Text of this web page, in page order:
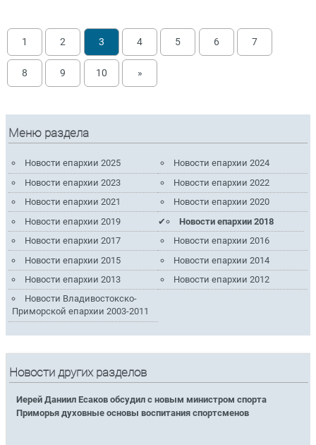
1 2 3 4 5 6 7
8 9 10 »
Меню раздела
Новости епархии 2025
Новости епархии 2024
Новости епархии 2023
Новости епархии 2022
Новости епархии 2021
Новости епархии 2020
Новости епархии 2019
Новости епархии 2018
Новости епархии 2017
Новости епархии 2016
Новости епархии 2015
Новости епархии 2014
Новости епархии 2013
Новости епархии 2012
Новости Владивостокско-
Приморской епархии 2003-2011
Новости других разделов
Иерей Даниил Есаков обсудил с новым министром спорта
Приморья духовные основы воспитания спортсменов